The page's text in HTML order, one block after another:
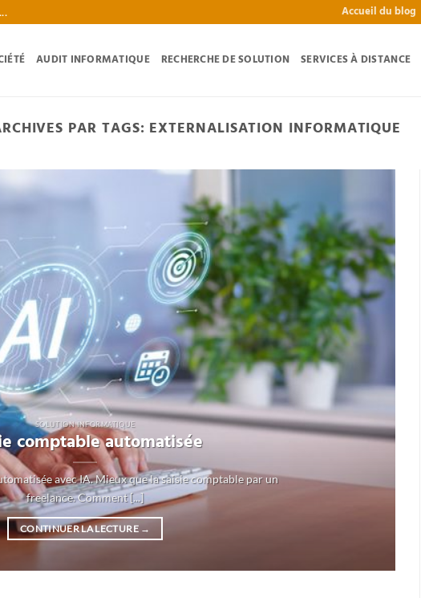
Accueil du blog
AUDIT INFORMATIQUE RECHERCHE DE SOLUTION SERVICES À DISTANCE
PAR TAGS: EXTERNALISATION INFORMATIQUE
SOLUTION INFORMATIQUE
comptable automatisée
avec IA. Mieux que la saisie comptable par un
freelance. Comment [...]
CONTINUER LA LECTURE →